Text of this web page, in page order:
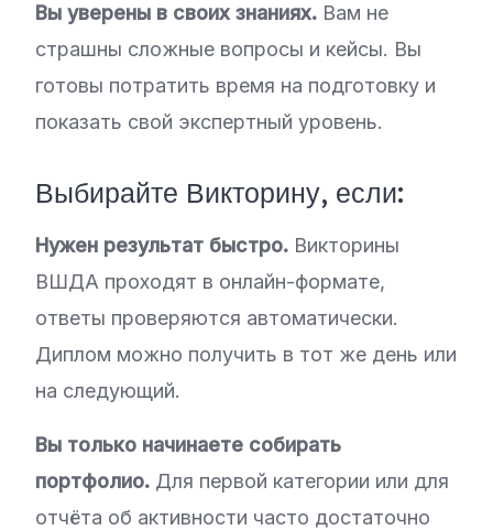
Вы уверены в своих знаниях. Вам не
страшны сложные вопросы и кейсы. Вы
готовы потратить время на подготовку и
показать свой экспертный уровень.
Выбирайте Викторину, если:
Нужен результат быстро. Викторины
ВШДА проходят в онлайн-формате,
ответы проверяются автоматически.
Диплом можно получить в тот же день или
на следующий.
Вы только начинаете собирать
портфолио. Для первой категории или для
отчёта об активности часто достаточно